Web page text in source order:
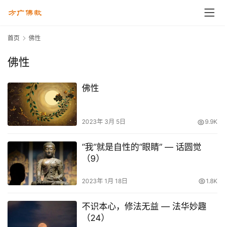
首页 佛性
佛性
佛性
2023年 3月 5日 9.9K
“我”就是自性的“眼睛” — 话圆觉
（9）
2023年 1月 18日 1.8K
不识本心，修法无益 — 法华妙趣
（24）